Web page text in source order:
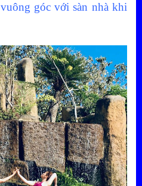
góc với sàn nhà khi